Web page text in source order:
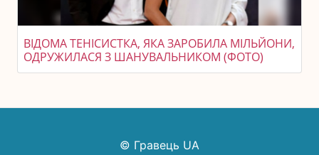
ВІДОМА ТЕНІСИСТКА, ЯКА ЗАРОБИЛА МІЛЬЙОНИ,
ОДРУЖИЛАСЯ З ШАНУВАЛЬНИКОМ (ФОТО)
© Гравець UA